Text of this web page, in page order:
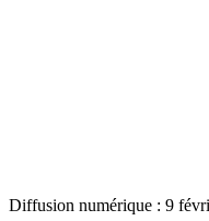
Diffusion numérique : 9